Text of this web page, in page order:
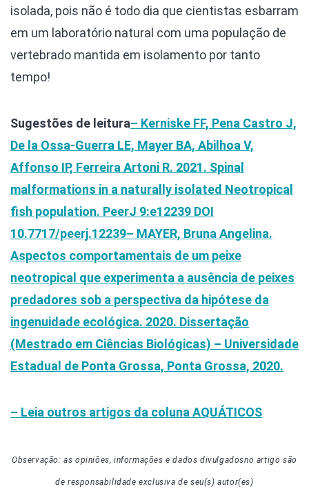
isolada, pois não é todo dia que cientistas esbarram
em um laboratório natural com uma população de
vertebrado mantida em isolamento por tanto
tempo!
Sugestões de leitura– Kerniske FF, Pena Castro J,
De la Ossa-Guerra LE, Mayer BA, Abilhoa V,
Affonso IP, Ferreira Artoni R. 2021. Spinal
malformations in a naturally isolated Neotropical
fish population. PeerJ 9:e12239 DOI
10.7717/peerj.12239– MAYER, Bruna Angelina.
Aspectos comportamentais de um peixe
neotropical que experimenta a ausência de peixes
predadores sob a perspectiva da hipótese da
ingenuidade ecológica. 2020. Dissertação
(Mestrado em Ciências Biológicas) – Universidade
Estadual de Ponta Grossa, Ponta Grossa, 2020.
– Leia outros artigos da coluna AQUÁTICOS
Observação: as opiniões, informações e dados divulgadosno artigosão
de responsabilidade exclusiva de seu(s) autor(es)